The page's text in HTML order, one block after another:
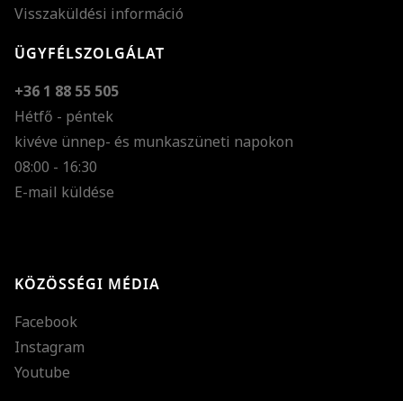
Visszaküldési információ
ÜGYFÉLSZOLGÁLAT
+36 1 88 55 505
Hétfő - péntek
kivéve ünnep- és munkaszüneti napokon
08:00 - 16:30
E-mail küldése
KÖZÖSSÉGI MÉDIA
Facebook
Instagram
Youtube